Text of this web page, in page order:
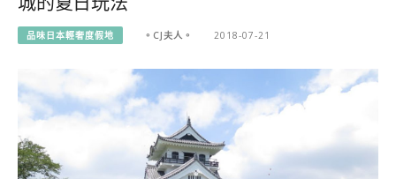
品味日本輕奢度假地 。CJ夫人。 2018-07-21